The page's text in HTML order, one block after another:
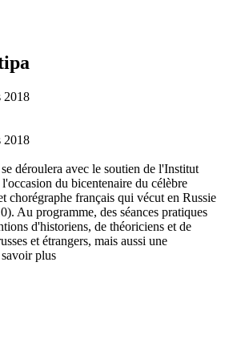
2018
2018
déroulera avec le soutien de l'Institut
du bicentenaire du célèbre
chorégraphe français qui vécut en Russie
Au programme, des séances pratiques
d'historiens, de théoriciens et de
et étrangers, mais aussi une
plus